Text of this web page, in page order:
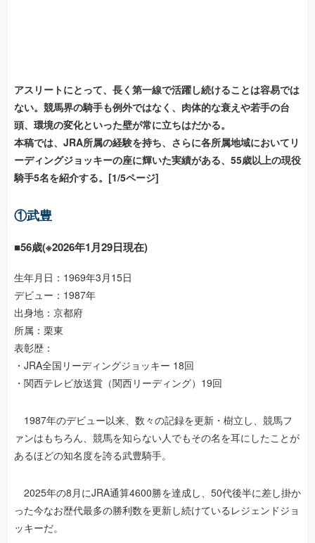
アスリートにとって、長く第一線で活躍し続けることは容易では
ない。競馬界の騎手も例外ではなく、肉体的な衰えや若手の台
頭、環境の変化といった壁が常に立ちはだかる。
本稿では、JRA所属の経験を持ち、さらに各所属地域においてリ
ーディングジョッキーの座に輝いた実績がある、55歳以上の現役
騎手5名を紹介する。[1/5ページ]
①武豊
■56歳(※2026年1月29日現在)
生年月日：1969年3月15日
デビュー：1987年
出身地：京都府
所属：栗東
表彰歴：
・JRA全国リーディングジョッキー 18回
・関西テレビ放送賞（関西リーディング）19回
1987年のデビュー以来、数々の記録を更新・樹立し、競馬フ
ァンはもちろん、競馬を知らない人でもその名を耳にしたことが
あるほどの知名度を誇る武豊騎手。
2025年の8月にJRA通算4600勝を達成し、50代後半に差し掛か
った今なお歴代最多の勝利数を更新し続けているレジェンドジョ
ッキーだ。